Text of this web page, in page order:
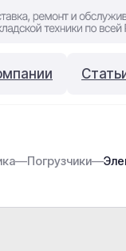
—Погрузчики—